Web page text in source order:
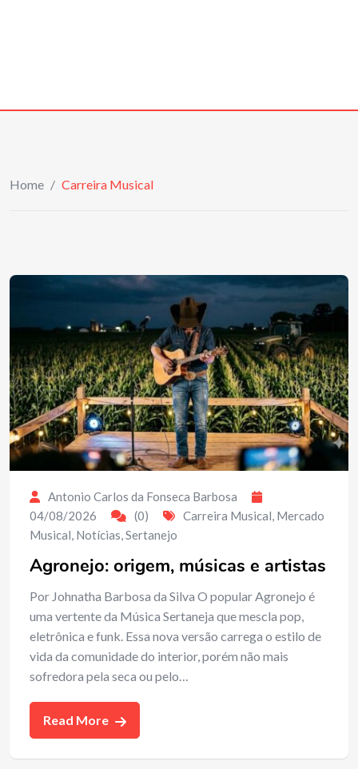
Home / Carreira Musical
Antonio Carlos da Fonseca Barbosa
04/08/2026
(0) Carreira Musical, Mercado
Musical, Notícias,Sertanejo
Agronejo: origem, músicas e artistas
Por Johnatha Barbosa da Silva O popular Agronejo é
uma vertente da Música Sertaneja que mescla pop,
eletrônica e funk. Essa nova versão carrega o estilo de
vida da comunidade do interior, porém não mais
sofredora pela seca ou pelo…
Read More